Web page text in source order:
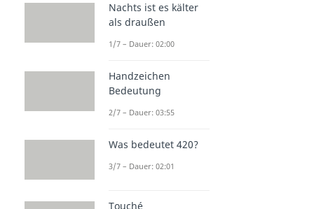
Nachts ist es kälter
als draußen
1/7 – Dauer: 02:00
Handzeichen
Bedeutung
2/7 – Dauer: 03:55
Was bedeutet 420?
3/7 – Dauer: 02:01
Touché